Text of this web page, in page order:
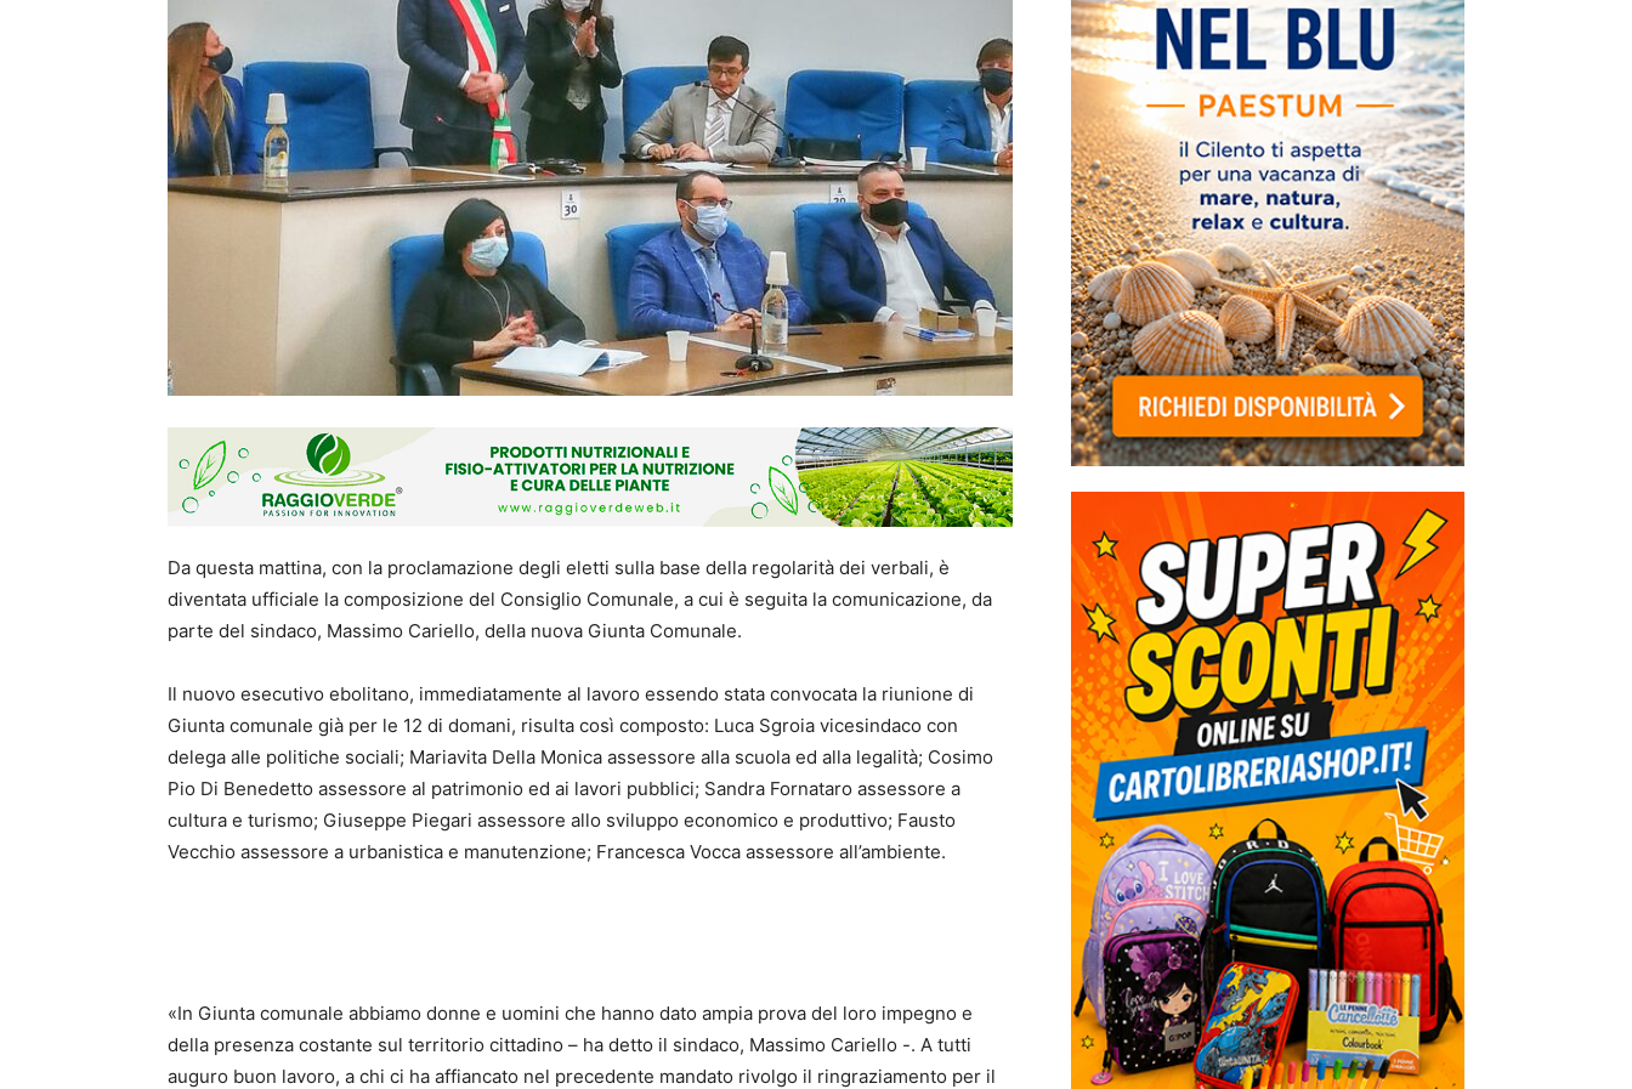
Da questa mattina, con la proclamazione degli eletti sulla base della regolarità dei verbali, è
diventata ufficiale la composizione del Consiglio Comunale, a cui è seguita la comunicazione, da
parte del sindaco, Massimo Cariello, della nuova Giunta Comunale.
Il nuovo esecutivo ebolitano, immediatamente al lavoro essendo stata convocata la riunione di
Giunta comunale già per le 12 di domani, risulta così composto: Luca Sgroia vicesindaco con
delega alle politiche sociali; Mariavita Della Monica assessore alla scuola ed alla legalità; Cosimo
Pio Di Benedetto assessore al patrimonio ed ai lavori pubblici; Sandra Fornataro assessore a
cultura e turismo; Giuseppe Piegari assessore allo sviluppo economico e produttivo; Fausto
Vecchio assessore a urbanistica e manutenzione; Francesca Vocca assessore all’ambiente.
«In Giunta comunale abbiamo donne e uomini che hanno dato ampia prova del loro impegno e
della presenza costante sul territorio cittadino – ha detto il sindaco, Massimo Cariello -. A tutti
auguro buon lavoro, a chi ci ha affiancato nel precedente mandato rivolgo il ringraziamento per il